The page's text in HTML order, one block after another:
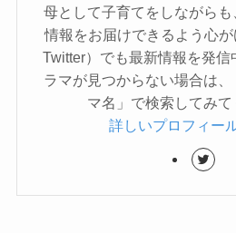
母として子育てをしながら
情報をお届けできるよう心
Twitter）でも最新情報を発信
ラマが見つからない場合は
マ名」で検索してみて
詳しいプロフィー